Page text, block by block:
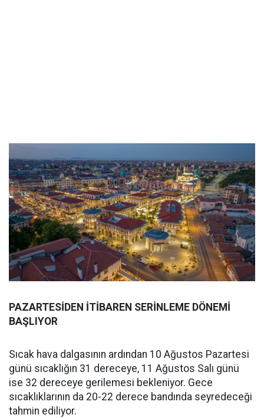
PAZARTESİDEN İTİBAREN SERİNLEME DÖNEMİ
BAŞLIYOR
Sıcak hava dalgasının ardından 10 Ağustos Pazartesi
günü sıcaklığın 31 dereceye, 11 Ağustos Salı günü
ise 32 dereceye gerilemesi bekleniyor. Gece
sıcaklıklarının da 20-22 derece bandında seyredeceği
tahmin ediliyor.